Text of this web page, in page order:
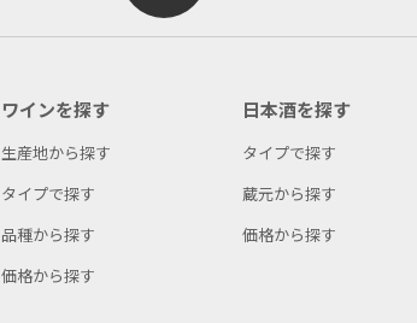
ワインを探す
生産地から探す
タイプで探す
品種から探す
価格から探す
日本酒を探す
タイプで探す
蔵元から探す
価格から探す